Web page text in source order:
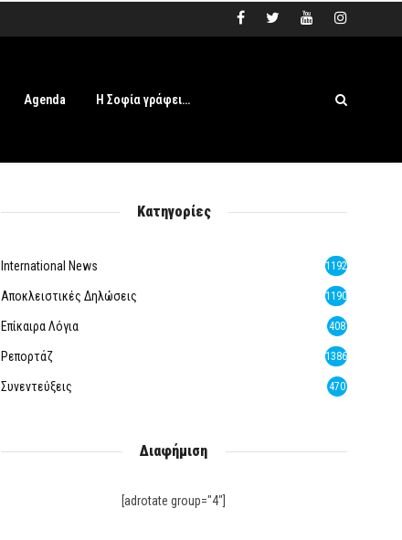
Agenda Η Σοφία γράφει…
Κατηγορίες
International News 1192
Αποκλειστικές Δηλώσεις 1190
Επίκαιρα Λόγια 408
Ρεπορτάζ 1386
Συνεντεύξεις 470
Διαφήμιση
[adrotate group="4"]